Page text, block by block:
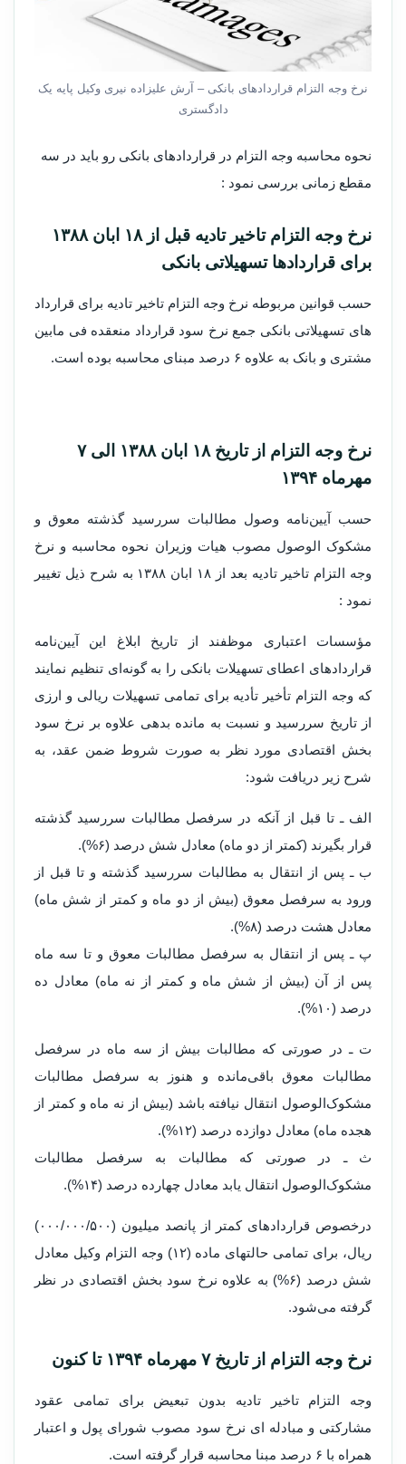
نرخ وجه التزام قراردادهای بانکی – آرش علیزاده نیری وکیل پایه یک
دادگستری
نحوه محاسبه وجه التزام در قراردادهای بانکی رو باید در سه
مقطع زمانی بررسی نمود :
نرخ وجه التزام تاخیر تادیه قبل از ۱۸ ابان ۱۳۸۸
برای قراردادها تسهیلاتی بانکی
حسب قوانین مربوطه نرخ وجه التزام تاخیر تادیه برای قرارداد
های تسهیلاتی بانکی جمع نرخ سود قرارداد منعقده فی مابین
مشتری و بانک به علاوه ۶ درصد مبنای محاسبه بوده است.
نرخ وجه التزام از تاریخ ۱۸ ابان ۱۳۸۸ الی ۷
مهرماه ۱۳۹۴
حسب آیین‌نامه وصول مطالبات سررسید گذشته معوق و
مشکوک الوصول مصوب هیات وزیران نحوه محاسبه و نرخ
وجه التزام تاخیر تادیه بعد از ۱۸ ابان ۱۳۸۸ به شرح ذیل تغییر
نمود :
مؤسسات اعتباری موظفند از تاریخ ابلاغ این آیین‌نامه
قراردادهای اعطای تسهیلات بانکی را به گونه‌ای تنظیم نمایند
که وجه‌ التزام تأخیر تأدیه برای تمامی تسهیلات ریالی و ارزی
از تاریخ سررسید و نسبت به مانده بدهی علاوه بر نرخ سود
بخش اقتصادی مورد نظر به صورت شروط ضمن عقد، به
شرح زیر دریافت شود:
الف ـ تا قبل از آنکه در سرفصل مطالبات سررسید گذشته
قرار بگیرند (کمتر از دو ماه) معادل شش درصد (۶%).
ب ـ پس از انتقال به مطالبات سررسید گذشته و تا قبل از
ورود به سرفصل معوق (بیش از دو ماه و کمتر از شش ماه)
معادل هشت درصد (۸%).
پ ـ پس از انتقال به سرفصل مطالبات معوق و تا سه ماه
پس از آن (بیش از شش ماه و کمتر از نه ماه) معادل ده
درصد (۱۰%).
ت ـ در صورتی که مطالبات بیش از سه ماه در سرفصل
مطالبات معوق باقی‌مانده و هنوز به سرفصل مطالبات
مشکوک‌الوصول انتقال نیافته باشد (بیش از نه ماه و کمتر از
هجده ماه) معادل دوازده درصد (۱۲%).
ث ـ در صورتی که مطالبات به سرفصل مطالبات
مشکوک‌الوصول انتقال یابد معادل چهارده درصد (۱۴%).
درخصوص قراردادهای کمتر از پانصد میلیون (۰۰۰/۰۰۰/۵۰۰)
ریال، برای تمامی حالتهای ماده (۱۲) وجه ‌التزام وکیل معادل
شش درصد (۶%) به علاوه نرخ سود بخش اقتصادی در نظر
گرفته می‌شود.
نرخ وجه التزام از تاریخ ۷ مهرماه ۱۳۹۴ تا کنون
وجه التزام تاخیر تادیه بدون تبعیض برای تمامی عقود
مشارکتی و مبادله ای نرخ سود مصوب شورای پول و اعتبار
همراه با ۶ درصد مبنا محاسبه قرار گرفته است.